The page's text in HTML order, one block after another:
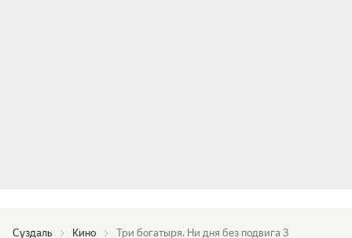
Суздаль Кино Три богатыря. Ни дня без подвига 3